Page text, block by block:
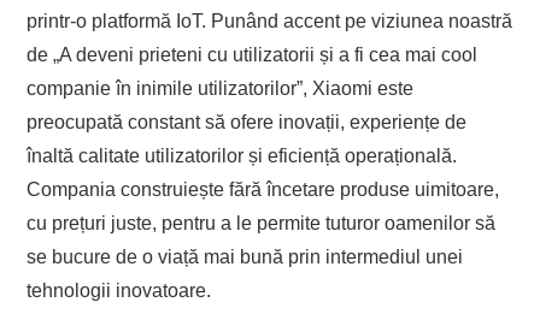
printr-o platformă IoT. Punând accent pe viziunea noastră
de „A deveni prieteni cu utilizatorii și a fi cea mai cool
companie în inimile utilizatorilor”, Xiaomi este
preocupată constant să ofere inovații, experiențe de
înaltă calitate utilizatorilor și eficiență operațională.
Compania construiește fără încetare produse uimitoare,
cu prețuri juste, pentru a le permite tuturor oamenilor să
se bucure de o viață mai bună prin intermediul unei
tehnologii inovatoare.